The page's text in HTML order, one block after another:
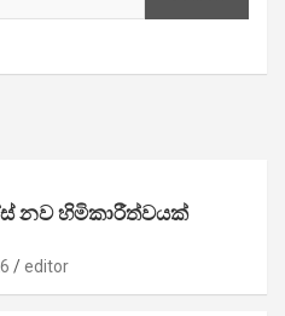
නව හිමිකාරීත්වයක්
editor